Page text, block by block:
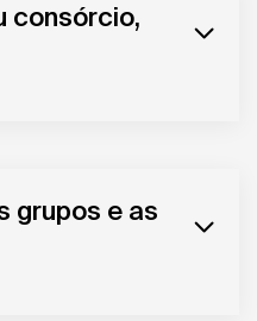
consórcio,
grupos e as